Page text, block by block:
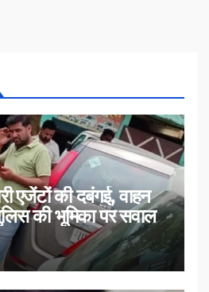
की दबंगई, वाहन
की भूमिका पर सवाल